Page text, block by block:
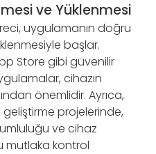
ve Yüklenmesi
uygulamanın doğru
başlar.
Store gibi güvenilir
cihazın
önemlidir. Ayrıca,
projelerinde,
ve cihaz
mutlaka kontrol